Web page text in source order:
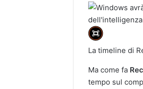
La timeline di
Ma come fa
tempo sul